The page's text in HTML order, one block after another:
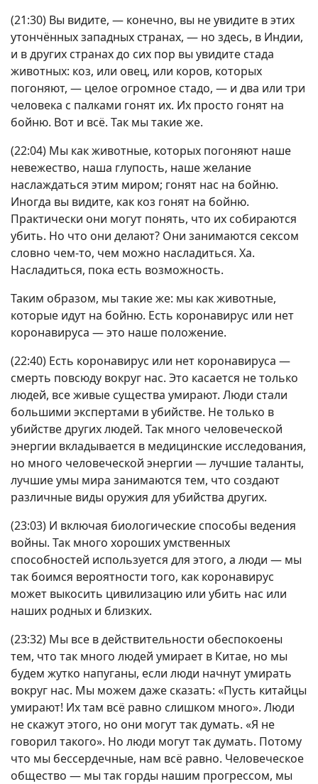
(21:30) Вы видите, — конечно, вы не увидите в этих
утончённых западных странах, — но здесь, в Индии,
и в других странах до сих пор вы увидите стада
животных: коз, или овец, или коров, которых
погоняют, — целое огромное стадо, — и два или три
человека с палками гонят их. Их просто гонят на
бойню. Вот и всё. Так мы такие же.
(22:04) Мы как животные, которых погоняют наше
невежество, наша глупость, наше желание
наслаждаться этим миром; гонят нас на бойню.
Иногда вы видите, как коз гонят на бойню.
Практически они могут понять, что их собираются
убить. Но что они делают? Они занимаются сексом
словно чем-то, чем можно насладиться. Ха.
Насладиться, пока есть возможность.
Таким образом, мы такие же: мы как животные,
которые идут на бойню. Есть коронавирус или нет
коронавируса — это наше положение.
(22:40) Есть коронавирус или нет коронавируса —
смерть повсюду вокруг нас. Это касается не только
людей, все живые существа умирают. Люди стали
большими экспертами в убийстве. Не только в
убийстве других людей. Так много человеческой
энергии вкладывается в медицинские исследования,
но много человеческой энергии — лучшие таланты,
лучшие умы мира занимаются тем, что создают
различные виды оружия для убийства других.
(23:03) И включая биологические способы ведения
войны. Так много хороших умственных
способностей используется для этого, а люди — мы
так боимся вероятности того, как коронавирус
может выкосить цивилизацию или убить нас или
наших родных и близких.
(23:32) Мы все в действительности обеспокоены
тем, что так много людей умирает в Китае, но мы
будем жутко напуганы, если люди начнут умирать
вокруг нас. Мы можем даже сказать: «Пусть китайцы
умирают! Их там всё равно слишком много». Люди
не скажут этого, но они могут так думать. «Я не
говорил такого». Но люди могут так думать. Потому
что мы бессердечные, нам всё равно. Человеческое
общество — мы так горды нашим прогрессом, мы